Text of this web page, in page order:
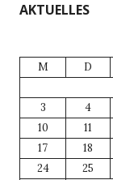
AKTUELLES
M
D
3
4
10
11
17
18
24
25